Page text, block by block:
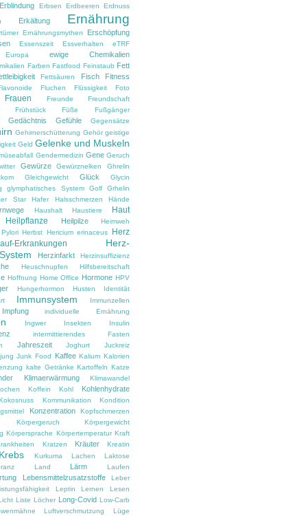
Erblindung Erbsen Erdbeeren
Erdnuss
Erkältung Ernährung
Ernährungsmythen Erschöpfung
Essenszeit Essverhalten
eTRF
Europa ewige Chemikalien
Farben Fastfood Feinstaub Fett
Fettsäuren Fisch Fitness
Fluchen Flüssigkeit
Foto
Frauen Freunde
Freundschaft
Frühstück Füße
Fußgänger
Gedächtnis Gefühle
Gegensätze
Gehirnerschütterung Gehör geistige
Geld Gelenke und Muskeln
Gendermedizin Gene Geruch
Gewürze Gewürznelken
Ghrelin
Gleichgewicht Glück
Glycin
glymphatisches System Golf Grhelin
Star Hafer Halsschmerzen
Hände
Haushalt Haustiere Haut
Heilpflanze Heilpilze
Heimweh
Herbst Hericium erinaceus
Herz
Erkrankungen
Herz-
Herzinfarkt Herzinsuffizienz
Heuschnupfen
Hilfsbereitschaft
Hoffnung Home Office Hormone HPV
Hungerhormon Husten
Identität
Immunsystem
Immunzellen
Impfung individuelle Ernährung
Ingwer Insekten Insulin
intermittierendes Fasten
Jahreszeit Joghurt
Juckreiz
jung Junk Food Kaffee Kalium Kalorien
kalte Getränke Kartoffeln Katze
Klimaerwärmung
Klimawandel
Koffein Kohl Kohlenhydrate
Kommunikation
Kondition
Konzentration Kopfschmerzen
Körpergeruch
Körpergewicht
Körpersprache Körpertemperatur Kraft
Kratzen Kräuter
Kreatin
Krebs Kurkuma Lachen
Laktose
Land Lärm Laufen
Lebensmittelzusatzstoffe
Leber
Leptin Lernen
Lesen
Liste Löcher Long-Covid Low-Carb
Luftverschmutzung Lüge